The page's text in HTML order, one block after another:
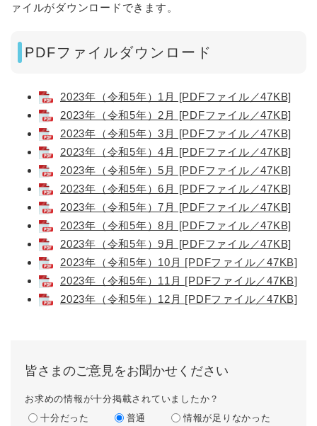
ァイルがダウンロードできます。
PDFファイルダウンロード
2023年（令和5年）1月 [PDFファイル／47KB]
2023年（令和5年）2月 [PDFファイル／47KB]
2023年（令和5年）3月 [PDFファイル／47KB]
2023年（令和5年）4月 [PDFファイル／47KB]
2023年（令和5年）5月 [PDFファイル／47KB]
2023年（令和5年）6月 [PDFファイル／47KB]
2023年（令和5年）7月 [PDFファイル／47KB]
2023年（令和5年）8月 [PDFファイル／47KB]
2023年（令和5年）9月 [PDFファイル／47KB]
2023年（令和5年）10月 [PDFファイル／47KB]
2023年（令和5年）11月 [PDFファイル／47KB]
2023年（令和5年）12月 [PDFファイル／47KB]
皆さまのご意見をお聞かせください
お求めの情報が十分掲載されていましたか？
十分だった
普通 情報が足りなかった